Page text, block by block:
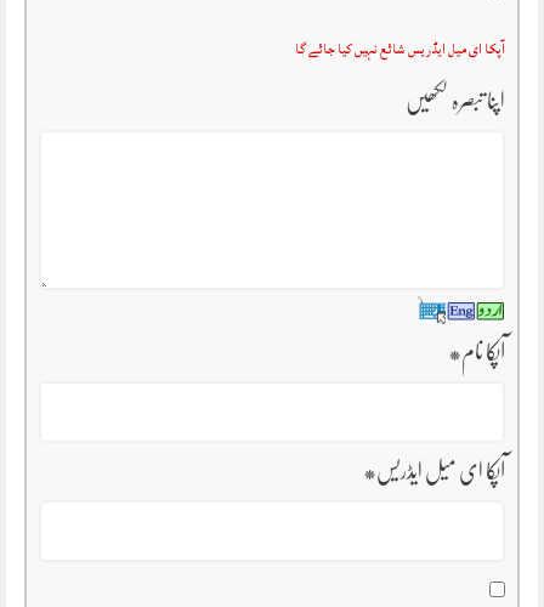
آپکا ای میل ایڈریس شائع نہیں کیا جائے گا
اپنا تبصرہ لکھیں
آپکا نام*
آپکا ای میل ایڈریس*